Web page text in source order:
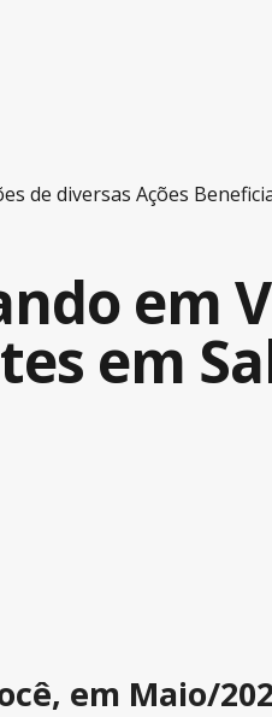
de diversas Ações
em
em
em Maio/